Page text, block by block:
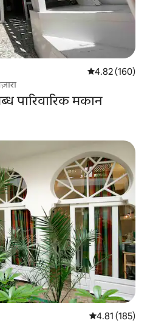
औसत रेटिंग 5 में से
4.82 (160)
पारिवारिक मकान
औसत रेटिंग 5 में से
4.81 (185)